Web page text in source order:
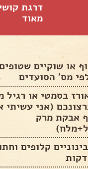
דרגת
מאוד
או שוקיים
מס' הסועדים
אורז בסמטי או רגיל
(אני עשיתי
אבקת מרק
קלופים